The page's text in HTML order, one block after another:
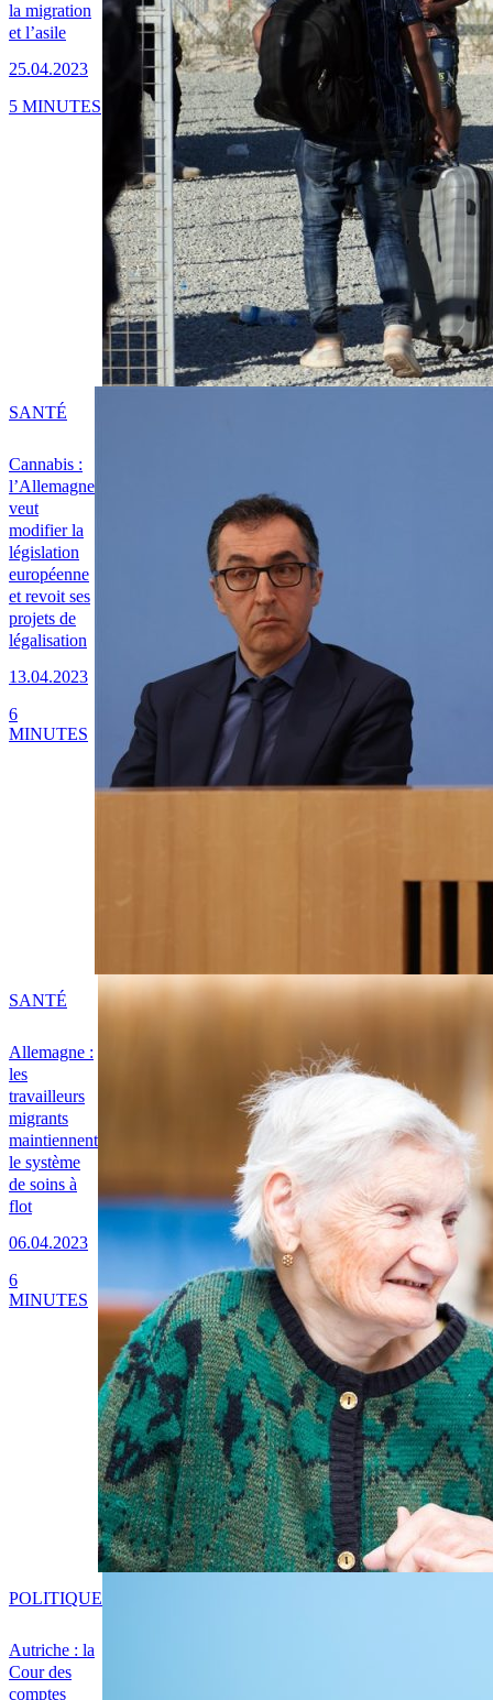
la migration
et l’asile
25.04.2023
5 MINUTES
Cannabis :
l’Allemagne
veut
modifier la
législation
européenne
et revoit ses
projets de
légalisation
13.04.2023
SANTÉ
6
MINUTES
Allemagne :
les
travailleurs
migrants
maintiennent
le système
de soins à
flot
06.04.2023
SANTÉ
6
MINUTES
Autriche : la
Cour des
comptes
POLITIQUE